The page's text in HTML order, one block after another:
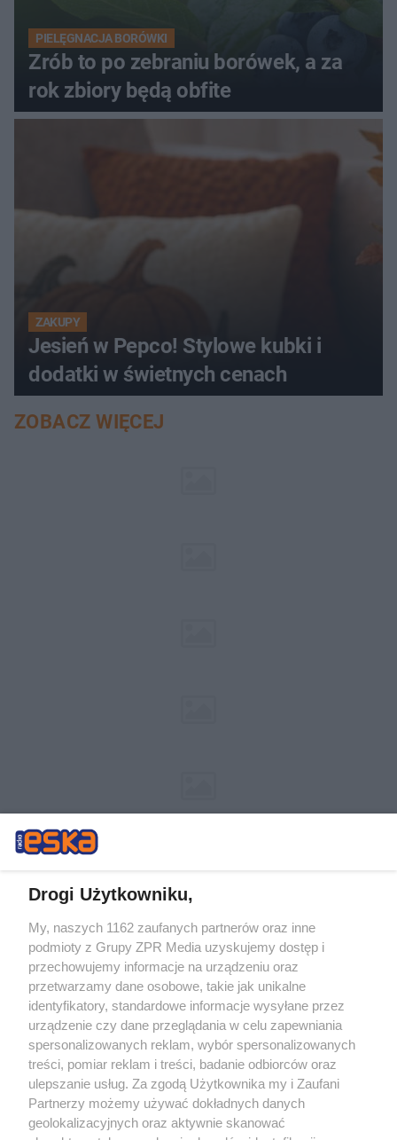
PIELĘGNACJA BORÓWKI
Zrób to po zebraniu borówek, a za
rok zbiory będą obfite
ZAKUPY
Jesień w Pepco! Stylowe kubki i
dodatki w świetnych cenach
ZOBACZ WIĘCEJ
Żaden utwór zamieszczony w serwisie nie może być powielany i
rozpowszechniany lub dalej rozpowszechniany w jakikolwiek sposób (w
tym także elektroniczny lub mechaniczny) na jakimkolwiek polu
eksploatacji w jakiejkolwiek formie, włącznie z umieszczaniem w
Internecie bez pisemnej zgody właściciela praw. Jakiekolwiek użycie lub
wykorzystanie utworów w całości lub w części z naruszeniem prawa,
tzn. bez właściwej zgody, jest zabronione pod groźbą kary i może być
ścigane prawnie.
Drogi Użytkowniku,
My, naszych 1162 zaufanych partnerów oraz inne
podmioty z Grupy ZPR Media uzyskujemy dostęp i
przechowujemy informacje na urządzeniu oraz
przetwarzamy dane osobowe, takie jak unikalne
identyfikatory, standardowe informacje wysyłane przez
urządzenie czy dane przeglądania w celu zapewniania
spersonalizowanych reklam, wybór spersonalizowanych
treści, pomiar reklam i treści, badanie odbiorców oraz
ulepszanie usług. Za zgodą Użytkownika my i Zaufani
Partnerzy możemy używać dokładnych danych
geolokalizacyjnych oraz aktywnie skanować